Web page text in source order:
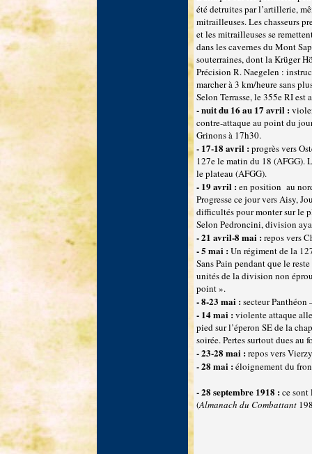
été detruites par l’artillerie,
mitrailleuses. Les chasseurs
et les mitrailleuses se
dans les cavernes du Mont
souterraines, dont la Krüger
Précision R. Naegelen :
marcher à 3 km/heure sans
Selon Terrasse, le 355e RI
- nuit du 16 au 17 avril :
contre-attaque au point du
Grinons à 17h30.
- 17-18 avril :progrès vers
127e le matin du 18 (AFGG).
le plateau (AFGG).
- 19 avril :en position au
Progresse ce jour vers Aisy,
difficultés pour monter sur le
Selon Pedroncini, division
- 21 avril-8 mai :repos vers
- 5 mai :Un régiment de la
Sans Pain pendant que le
unités de la division non
point ».
- 8-23 mai :secteur Panthéon
- 14 mai :violente attaque
pied sur l’éperon SE de la
soirée. Pertes surtout dues au
- 23-28 mai :repos vers Vierzy
- 28 mai :éloignement du
- 28 septembre 1918 :ce sont
(Almanach du Combattant